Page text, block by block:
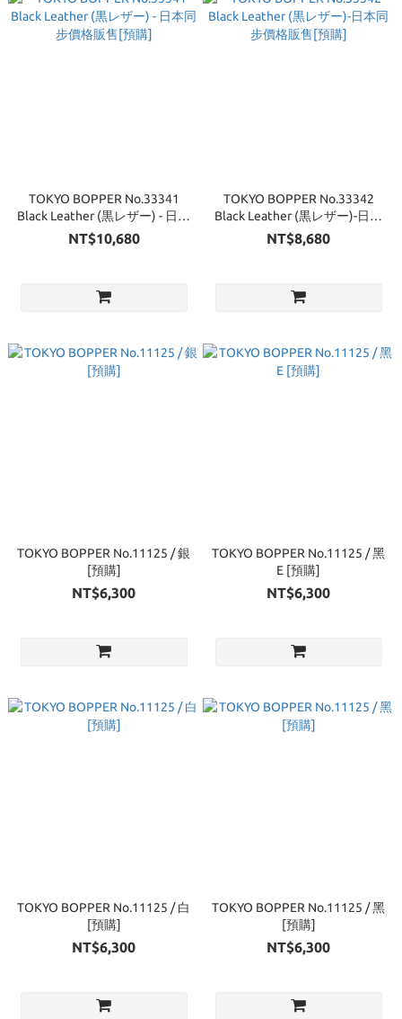
TOKYO BOPPER No.33341
Black Leather (黒レザー) - 日本
同步價格販售[預購]
NT$10,680
TOKYO BOPPER No.33342
Black Leather (黒レザー)-日本
同步價格販售[預購]
NT$8,680
TOKYO BOPPER No.11125 / 銀
[預購]
NT$6,300
TOKYO BOPPER No.11125 / 黑
E [預購]
NT$6,300
TOKYO BOPPER No.11125 / 白
[預購]
NT$6,300
TOKYO BOPPER No.11125 / 黑
[預購]
NT$6,300